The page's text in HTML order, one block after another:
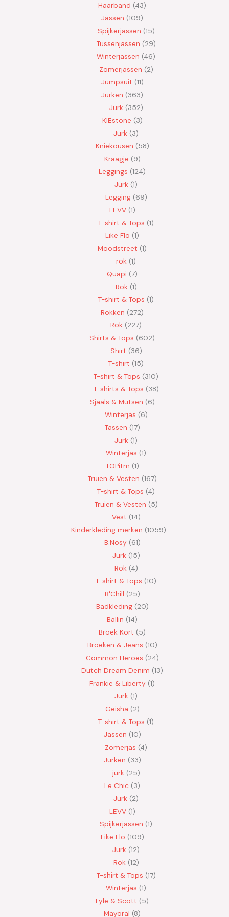
Haarband 43
Jassen 109
Spijkerjassen 15
Tussenjassen 29
Winterjassen 46
Zomerjassen 2
Jumpsuit 11
Jurken 363
Jurk 352
KIEstone 3
Jurk 3
Kniekousen 58
Kraagje 9
Leggings 124
Jurk 1
Legging 69
LEVV 1
T-shirt & Tops 1
Like Flo 1
Moodstreet 1
rok 1
Quapi 7
Rok 1
T-shirt & Tops 1
Rokken 272
Rok 227
Shirts & Tops 602
Shirt 36
T-shirt 15
T-shirt & Tops 310
T-shirts & Tops 38
Sjaals & Mutsen 6
Winterjas 6
Tassen 17
Jurk 1
Winterjas 1
TOPitm 1
Truien & Vesten 167
T-shirt & Tops 4
Truien & Vesten 5
Vest 14
Kinderkleding merken 1059
B.Nosy 61
Jurk 15
Rok 4
T-shirt & Tops 10
B'Chill 25
Badkleding 20
Ballin 14
Broek Kort 5
Broeken & Jeans 10
Common Heroes 24
Dutch Dream Denim 13
Frankie & Liberty 1
Jurk 1
Geisha 2
T-shirt & Tops 1
Jassen 10
Zomerjas 4
Jurken 33
jurk 25
Le Chic 3
Jurk 2
LEVV 1
Spijkerjassen 1
Like Flo 109
Jurk 12
Rok 12
T-shirt & Tops 17
Winterjas 1
Lyle & Scott 5
Mayoral 8